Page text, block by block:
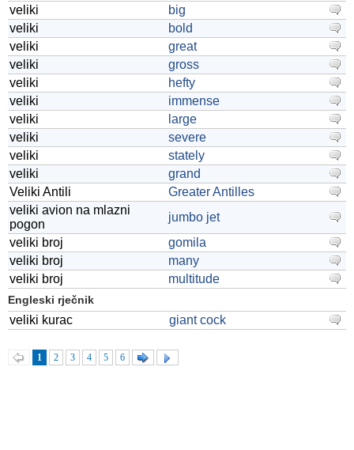
veliki
big
veliki
bold
veliki
great
veliki
gross
veliki
hefty
veliki
immense
veliki
large
veliki
severe
veliki
stately
veliki
grand
Veliki Antili
Greater Antilles
veliki avion na mlazni
pogon
jumbo jet
veliki broj
gomila
veliki broj
many
veliki broj
multitude
Engleski rječnik
veliki kurac giant cock
1 2 3 4 5 6